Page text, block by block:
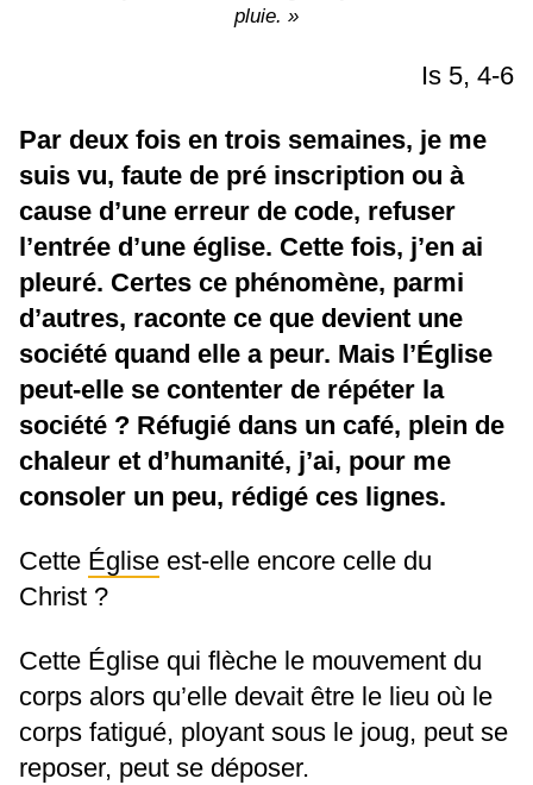
pluie. »
Is 5, 4-6
Par deux fois en trois semaines, je me
suis vu, faute de pré inscription ou à
cause d’une erreur de code, refuser
l’entrée d’une église. Cette fois, j’en ai
pleuré. Certes ce phénomène, parmi
d’autres, raconte ce que devient une
société quand elle a peur. Mais l’Église
peut-elle se contenter de répéter la
société ? Réfugié dans un café, plein de
chaleur et d’humanité, j’ai, pour me
consoler un peu, rédigé ces lignes.
Cette Église est-elle encore celle du
Christ ?
Cette Église qui flèche le mouvement du
corps alors qu’elle devait être le lieu où le
corps fatigué, ployant sous le joug, peut se
reposer, peut se déposer.